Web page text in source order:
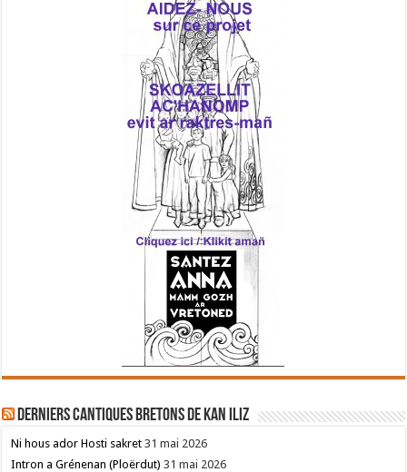
Derniers cantiques bretons de Kan Iliz
Ni hous ador Hosti sakret 31 mai 2026
Intron a Grénenan (Ploërdut) 31 mai 2026